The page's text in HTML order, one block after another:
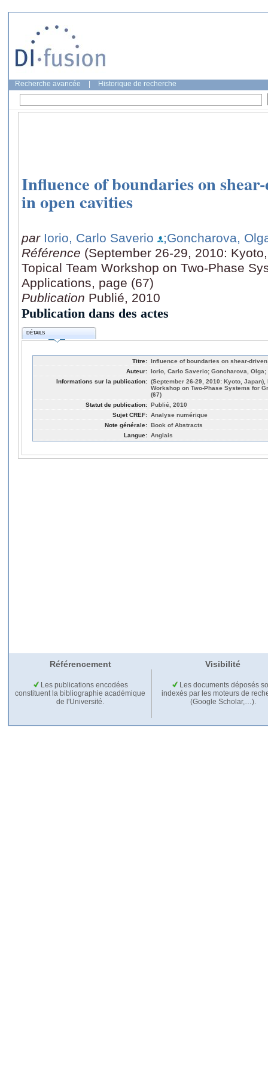
Recherche avancée Historique de recherche
Influence of boundaries on
in open cavities
par Iorio, Carlo Saverio
;Goncharova,
Référence (September 26-29, 2010:
Topical Team Workshop on Two-Phase
Applications, page (67)
Publication Publié, 2010
Publication dans des actes
DÉTAILS
Titre: Influence of boundaries on shear-
Auteur: Iorio, Carlo Saverio; Goncharova, Olga;
Informations sur la publication: (September 26-29, 2010: Kyoto,
Workshop on Two-Phase Systems for
(67)
Statut de publication: Publié, 2010
Sujet CREF: Analyse numérique
Note générale: Book of Abstracts
Langue: Anglais
Référencement Visibilité
Les publications encodées
constituent la bibliographie académique
de l'Université.
Les documents déposés
indexés par les moteurs de
(Google Scholar,…).